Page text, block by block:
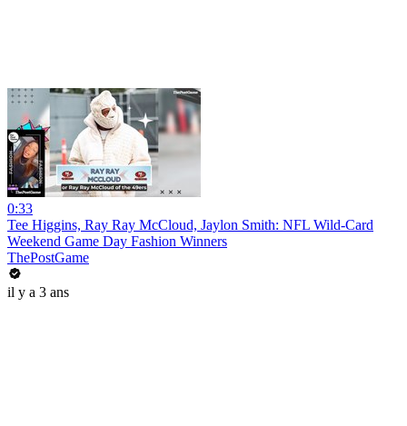
0:33
Tee Higgins, Ray Ray McCloud, Jaylon Smith: NFL Wild-Card
Weekend Game Day Fashion Winners
ThePostGame
il y a 3 ans